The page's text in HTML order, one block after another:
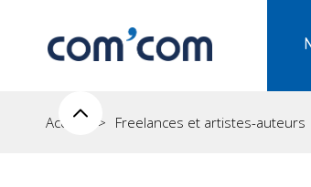
Accueil Freelances et artistes-auteurs